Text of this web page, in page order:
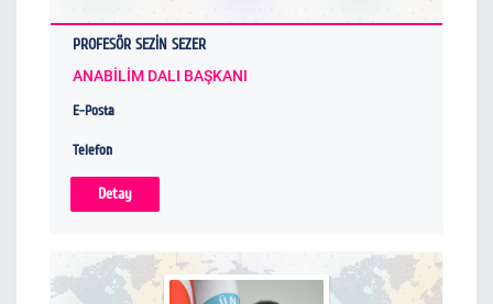
PROFESÖR SEZİN SEZER
ANABİLİM DALI BAŞKANI
E-Posta
Telefon
Detay